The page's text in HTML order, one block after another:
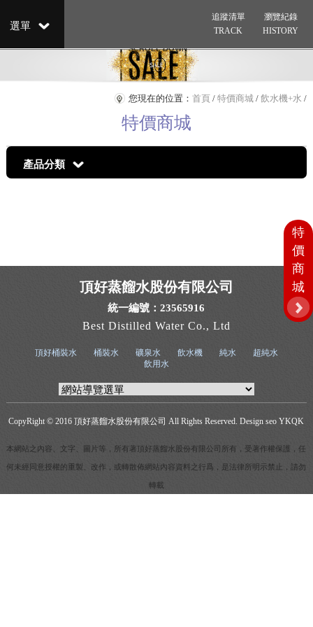
選單
瀏覽紀錄
HISTORY
追蹤清單
TRACK
特
價
商
城
SCROLL DOWN
↓
您現在的位置：首頁 /特價商城 /飲水機+水 /
特價商城
產品分類
頂好蒸餾水股份有限公司
統一編號：23565916
Best Distilled Water Co., Ltd
頂好桶裝水 桶裝水 礦泉水 飲水機 純水
超純水
飲用水
CopyRight © 2016頂好蒸餾水股份有限公司 All Rights Reserved. Design seoYKQK
本網站之內容、文字、圖片等，所有著頂好蒸餾水股份有限公司所有，受著作權保護，任
何未經同意授權的重製、改作，或轉散佈網站內容資料之行爲，是法律所明示禁止，請勿
轉載